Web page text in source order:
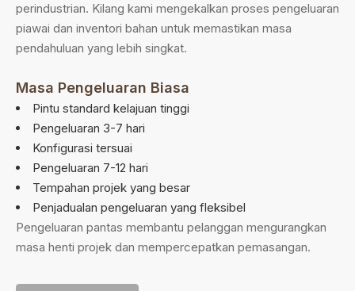
perindustrian. Kilang kami mengekalkan proses pengeluaran
piawai dan inventori bahan untuk memastikan masa
pendahuluan yang lebih singkat.
Masa Pengeluaran Biasa
Pintu standard kelajuan tinggi
Pengeluaran 3-7 hari
Konfigurasi tersuai
Pengeluaran 7-12 hari
Tempahan projek yang besar
Penjadualan pengeluaran yang fleksibel
Pengeluaran pantas membantu pelanggan mengurangkan
masa henti projek dan mempercepatkan pemasangan.